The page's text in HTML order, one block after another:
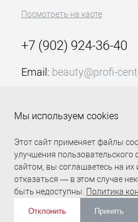
Посмотреть на карте
+7 (902) 924-36-40
Email: beauty@profi-
Прямая связь Profi Center
Мы используем cookies
Этот сайт применяет файлы
улучшения
сайтом, вы соглашаетесь на
отказаться — в этом случае
быть недоступны. Политика
Отклонить Принять